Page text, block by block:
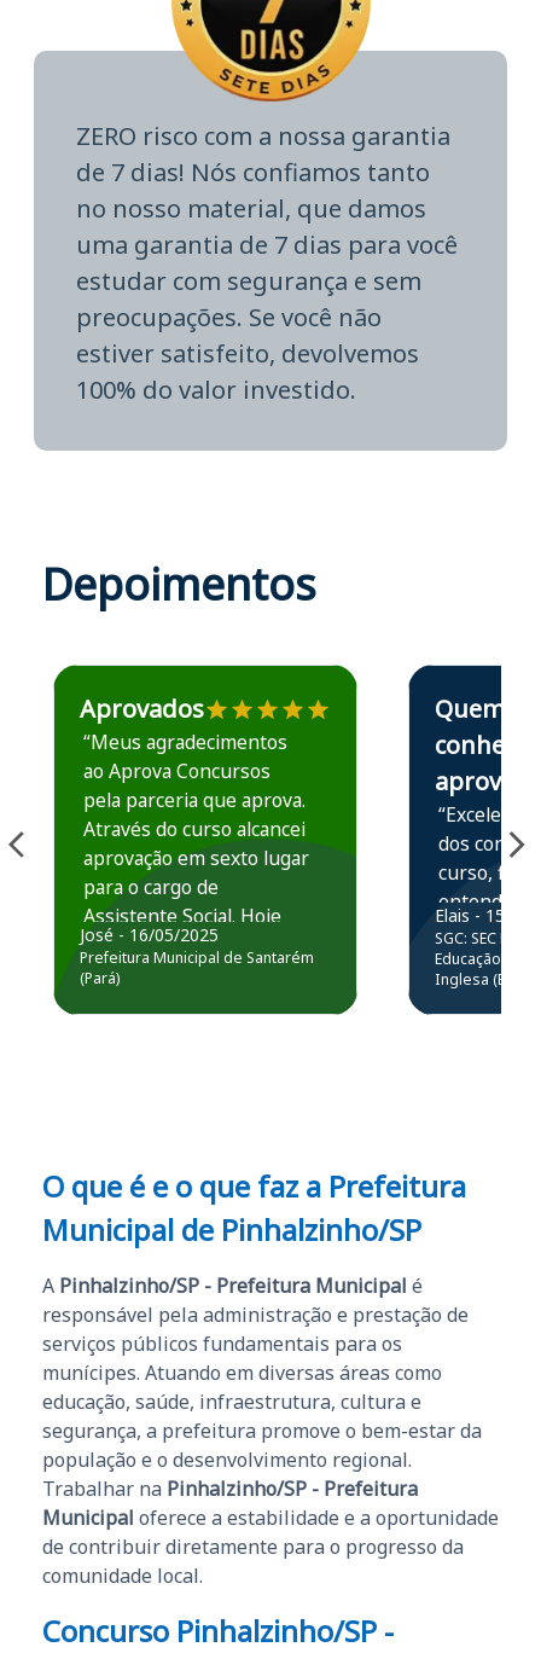
ZERO risco com a nossa garantia
de 7 dias! Nós confiamos tanto
no nosso material, que damos
uma garantia de 7 dias para você
estudar com segurança e sem
preocupações. Se você não
estiver satisfeito, devolvemos
100% do valor investido.
Depoimentos
Estudante José recomenda o Aprova Concursos em
Aprovados
“Meus agradecimentos
ao Aprova Concursos
pela parceria que aprova.
Através do curso alcancei
aprovação em sexto lugar
para o cargo de
Assistente Social. Hoje
estou atuando na
Prefeitura de Santarém.
José - 16/05/2025
Prefeitura Municipal de Santarém
(Pará)
Estudante Elais
Quem
conhece,
aprova
“Excelente
dos
curso,
entender e
prática
resolução
questões.”
Elais - 15/07/
SGC: SEC BA
Educação
Inglesa (Edital
O que é e o que faz a Prefeitura
Municipal de Pinhalzinho/SP
A Pinhalzinho/SP - Prefeitura Municipal é
responsável pela administração e prestação de
serviços públicos fundamentais para os
munícipes. Atuando em diversas áreas como
educação, saúde, infraestrutura, cultura e
segurança, a prefeitura promove o bem-estar da
população e o desenvolvimento regional.
Trabalhar na Pinhalzinho/SP - Prefeitura
Municipal oferece a estabilidade e a oportunidade
de contribuir diretamente para o progresso da
comunidade local.
Concurso Pinhalzinho/SP -